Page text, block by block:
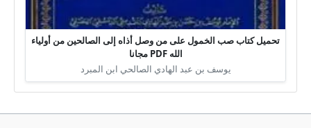
تحميل كتاب صب الخمول على من وصل أذاه إلى الصالحين من أولياء
الله PDF مجانا
يوسف بن عبد الهادي الصالحي ابن المبرد